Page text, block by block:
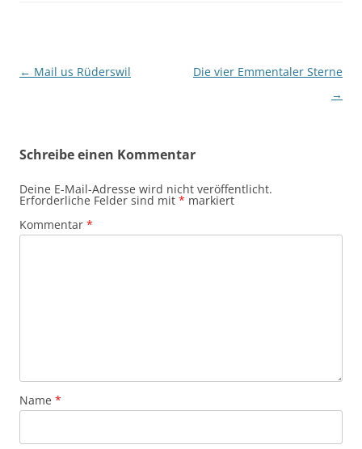
Beitragsnavigation
← Mail us Rüderswil
Die vier Emmentaler Sterne
→
Schreibe einen Kommentar
Deine E-Mail-Adresse wird nicht veröffentlicht.
Erforderliche Felder sind mit * markiert
Kommentar *
Name *